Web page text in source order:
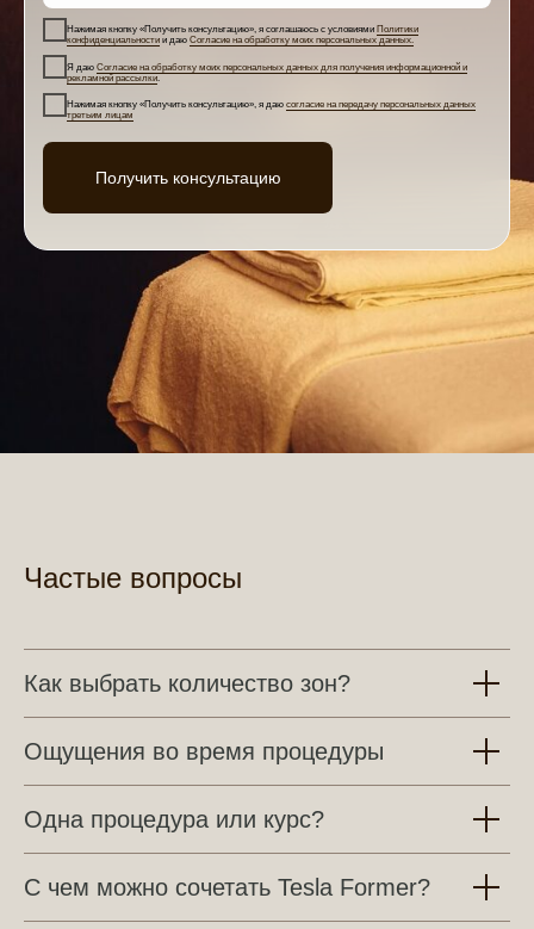
Нажимая кнопку «Получить консультацию», я соглашаюсь с условиями Политики
конфиденциальности и даю Согласие на обработку моих персональных данных.
Я даю Согласие на обработку моих персональных данных для получения информационной и
рекламной рассылки.
Нажимая кнопку «Получить консультацию», я даю согласие на передачу персональных данных
третьим лицам
Получить консультацию
Частые вопросы
Как выбрать количество зон?
Ощущения во время процедуры
Одна процедура или курс?
С чем можно сочетать Tesla Former?